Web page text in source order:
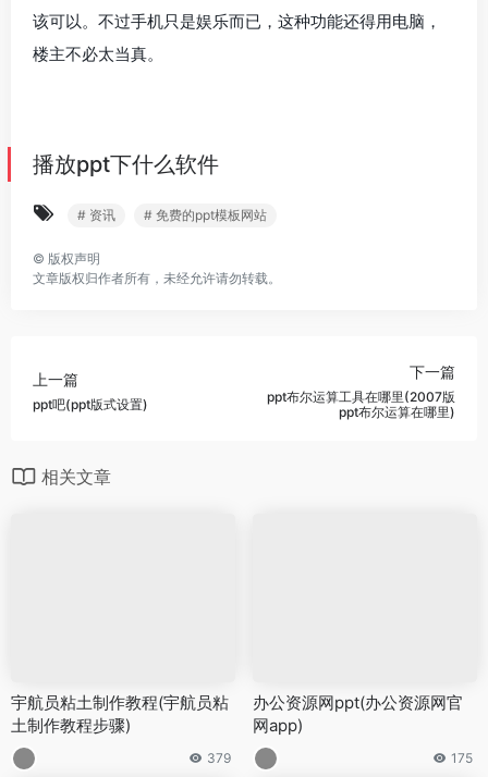
该可以。不过手机只是娱乐而已，这种功能还得用电脑，
楼主不必太当真。
播放ppt下什么软件
# 资讯 # 免费的ppt模板网站
© 版权声明
文章版权归作者所有，未经允许请勿转载。
上一篇
ppt吧(ppt版式设置)
下一篇
ppt布尔运算工具在哪里(2007版
ppt布尔运算在哪里)
相关文章
宇航员粘土制作教程(宇航员粘
土制作教程步骤)
379
办公资源网ppt(办公资源网官
网app)
175